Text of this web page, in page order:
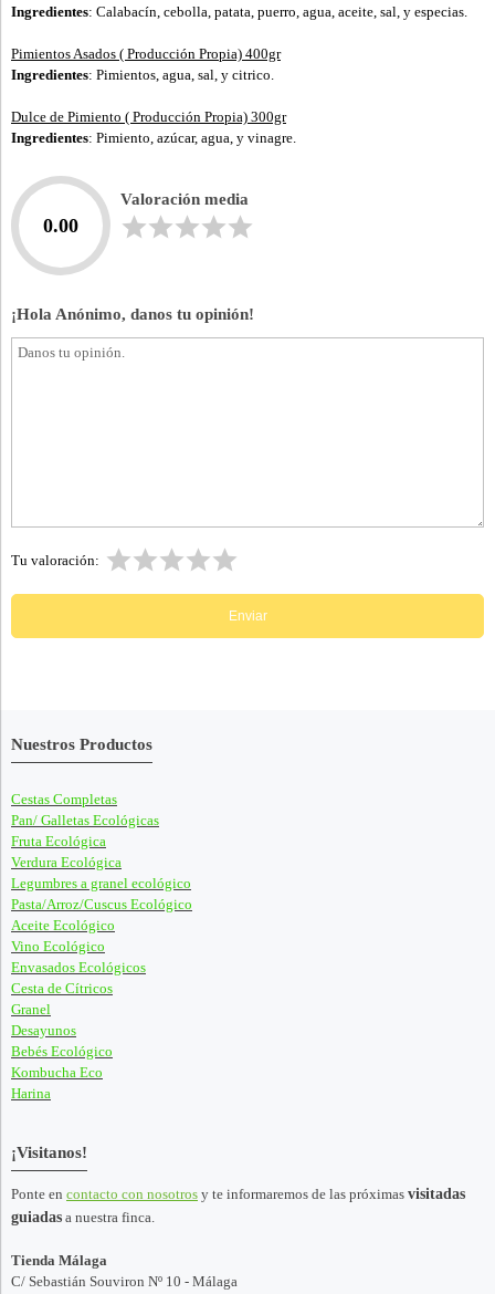
Ingredientes: Calabacín, cebolla, patata, puerro, agua, aceite, sal, y especias.
Pimientos Asados ( Producción Propia) 400gr
Ingredientes: Pimientos, agua, sal, y citrico.
Dulce de Pimiento ( Producción Propia) 300gr
Ingredientes: Pimiento, azúcar, agua, y vinagre.
0.00
Valoración media
¡Hola Anónimo, danos tu opinión!
Tu valoración:
Nuestros Productos
Cestas Completas
Pan/ Galletas Ecológicas
Fruta Ecológica
Verdura Ecológica
Legumbres a granel ecológico
Pasta/Arroz/Cuscus Ecológico
Aceite Ecológico
Vino Ecológico
Envasados Ecológicos
Cesta de Cítricos
Granel
Desayunos
Bebés Ecológico
Kombucha Eco
Harina
¡Visitanos!
Ponte en contacto con nosotros y te informaremos de las próximas visitadas
guiadas a nuestra finca.
Tienda Málaga
C/ Sebastián Souviron Nº 10 - Málaga